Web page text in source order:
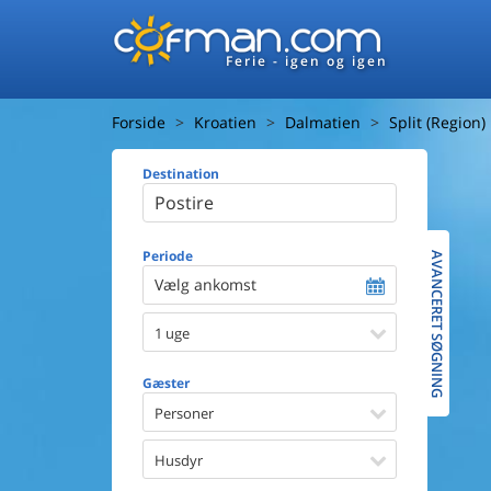
Ferie - igen og igen
Forside Kroatien Dalmatien Split (Region)
Destination
Periode
Vælg ankomst
1 uge
Gæster
Personer
Husdyr
Afstand til
Udsigt til
Faciliteter
Spa
AVANCERET SØGNING